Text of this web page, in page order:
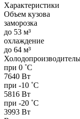
Характеристики
Объем кузова
заморозка
до 53 м³
охлаждение
до 64 м³
при 0 ˚С
7640 Вт
при -10 ˚С
5816 Вт
при -20 ˚С
3993 Вт